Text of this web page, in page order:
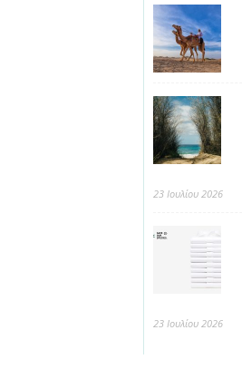
23 Ιουλίου 2026
23 Ιουλίου 2026